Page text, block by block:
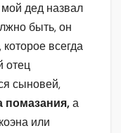
дед назвал
быть, он
всегда
отец
сыновей,
помазания,а
или